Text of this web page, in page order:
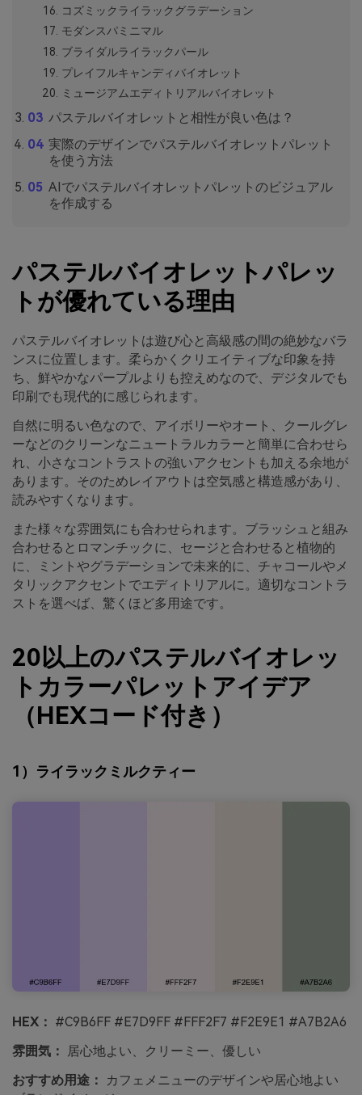
コズミックライラックグラデーション
モダンスパミニマル
ブライダルライラックパール
プレイフルキャンディバイオレット
ミュージアムエディトリアルバイオレット
パステルバイオレットと相性が良い色は？
実際のデザインでパステルバイオレットパレット
を使う方法
AIでパステルバイオレットパレットのビジュアル
を作成する
パステルバイオレットパレッ
トが優れている理由
パステルバイオレットは遊び心と高級感の間の絶妙なバラ
ンスに位置します。柔らかくクリエイティブな印象を持
ち、鮮やかなパープルよりも控えめなので、デジタルでも
印刷でも現代的に感じられます。
自然に明るい色なので、アイボリーやオート、クールグレ
ーなどのクリーンなニュートラルカラーと簡単に合わせら
れ、小さなコントラストの強いアクセントも加える余地が
あります。そのためレイアウトは空気感と構造感があり、
読みやすくなります。
また様々な雰囲気にも合わせられます。ブラッシュと組み
合わせるとロマンチックに、セージと合わせると植物的
に、ミントやグラデーションで未来的に、チャコールやメ
タリックアクセントでエディトリアルに。適切なコントラ
ストを選べば、驚くほど多用途です。
20以上のパステルバイオレッ
トカラーパレットアイデア
（HEXコード付き）
1）ライラックミルクティー
HEX： #C9B6FF #E7D9FF #FFF2F7 #F2E9E1 #A7B2A6
雰囲気：
居心地よい、クリーミー、優しい
おすすめ用途：
カフェメニューのデザインや居心地よい